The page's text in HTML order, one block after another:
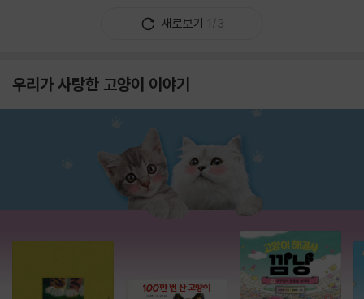
새로보기 1/3
우리가 사랑한 고양이 이야기